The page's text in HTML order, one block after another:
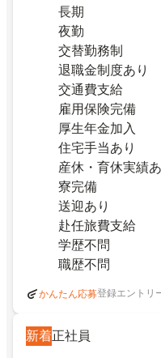
長期
夜勤
交替勤務制
退職金制度あり
交通費支給
雇用保険完備
厚生年金加入
住宅手当あり
産休・育休実績
寮完備
送迎あり
赴任旅費支給
学歴不問
職歴不問
かんたん応募登録エントリ
新着正社員